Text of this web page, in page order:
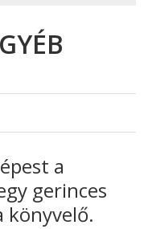
a
gerinces
könyvelő.